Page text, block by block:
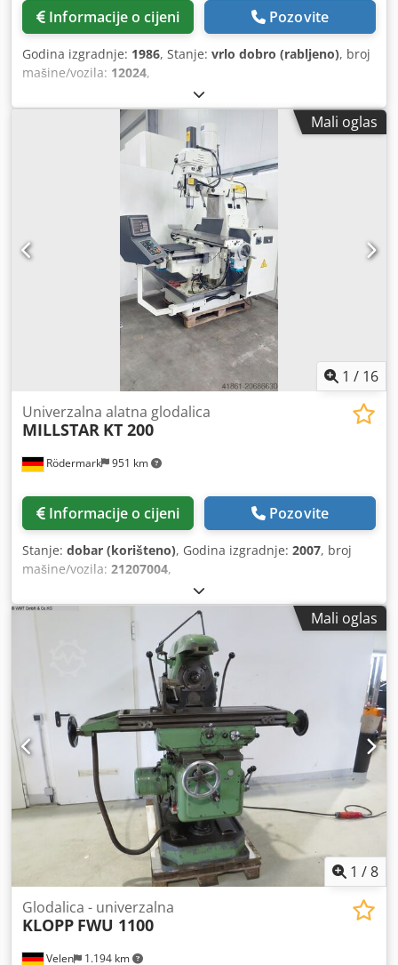
Informacije o cijeni Pozovite
Godina izgradnje: 1986, Stanje: vrlo dobro (rabljeno), broj
mašine/vozila: 12024,
Mali oglas
1 / 16
Rödermark 951 km
Univerzalna alatna glodalica
MILLSTAR KT 200
Informacije o cijeni Pozovite
Stanje: dobar (korišteno), Godina izgradnje: 2007, broj
mašine/vozila: 21207004,
Mali oglas
1 /8
Velen 1.194 km
Glodalica - univerzalna
KLOPP FWU 1100